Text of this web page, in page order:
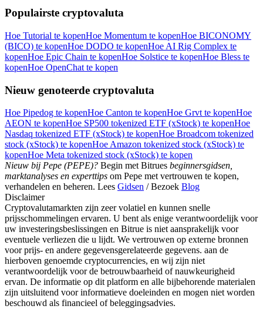
Populairste cryptovaluta
Hoe Tutorial te kopenHoe Momentum te kopenHoe BICONOMY
(BICO) te kopenHoe DODO te kopenHoe AI Rig Complex te
kopenHoe Epic Chain te kopenHoe Solstice te kopenHoe Bless te
kopenHoe OpenChat te kopen
Nieuw genoteerde cryptovaluta
Hoe Pipedog te kopenHoe Canton te kopenHoe Grvt te kopenHoe
AEON te kopenHoe SP500 tokenized ETF (xStock) te kopenHoe
Nasdaq tokenized ETF (xStock) te kopenHoe Broadcom tokenized
stock (xStock) te kopenHoe Amazon tokenized stock (xStock) te
kopenHoe Meta tokenized stock (xStock) te kopen
Nieuw bij Pepe (PEPE)? Begin met Bitrues beginnersgidsen,
marktanalyses en experttips om Pepe met vertrouwen te kopen,
verhandelen en beheren. Lees Gidsen / Bezoek Blog
Disclaimer
Cryptovalutamarkten zijn zeer volatiel en kunnen snelle
prijsschommelingen ervaren. U bent als enige verantwoordelijk voor
uw investeringsbeslissingen en Bitrue is niet aansprakelijk voor
eventuele verliezen die u lijdt. We vertrouwen op externe bronnen
voor prijs- en andere gegevensgerelateerde gegevens. aan de
hierboven genoemde cryptocurrencies, en wij zijn niet
verantwoordelijk voor de betrouwbaarheid of nauwkeurigheid
ervan. De informatie op dit platform en alle bijbehorende materialen
zijn uitsluitend voor informatieve doeleinden en mogen niet worden
beschouwd als financieel of beleggingsadvies.